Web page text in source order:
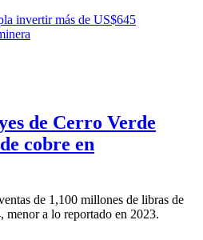
de Cerro Verde
cobre en
de 1,100 millones de libras de
menor a lo reportado en 2023.